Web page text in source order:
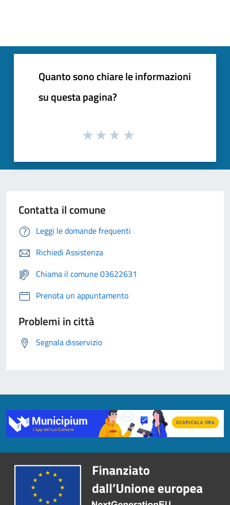
Quanto sono chiare le informazioni
su questa pagina?
Contatta il comune
Leggi le domande frequenti
Richiedi Assistenza
Chiama il comune 03622631
Prenota un appuntamento
Problemi in città
Segnala disservizio